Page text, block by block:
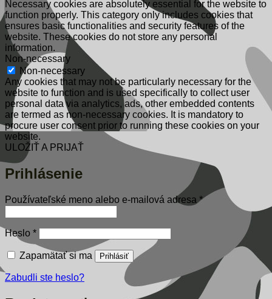
Necessary cookies are absolutely essential for the website to
function properly. This category only includes cookies that
ensures basic functionalities and security features of the
website. These cookies do not store any personal
information.
Non-necessary
Non-necessary
Any cookies that may not be particularly necessary for the
website to function and is used specifically to collect user
personal data via analytics, ads, other embedded contents
are termed as non-necessary cookies. It is mandatory to
procure user consent prior to running these cookies on your
website.
ULOŽIŤ A PRIJAŤ
Prihlásenie
Používateľské meno alebo e-mailová adresa*Povinné
Heslo *Povinné
Zapamätať si ma Prihlásiť
Zabudli ste heslo?